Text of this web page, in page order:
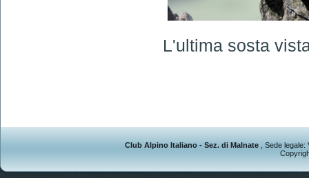
L'ultima sosta
Club Alpino Italiano - Sez. di Malnate , Sede